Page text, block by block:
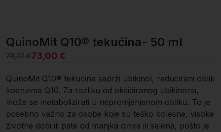
QuinoMit Q10® tekućina- 50 ml
78,31€
Izvorna
cijena
bila
je:
78,31 €.
73,00 €
Trenutna
cijena
je:
73,00 €.
QuinoMit Q10® tekućina sadrži ubikinol, reducirani oblik
koenzima Q10. Za razliku od oksidiranog ubikinona,
može se metabolizirati u nepromjenjenom obliku. To je
posebno važno za osobe koje su teško bolesne, visoke
životne dobi ili pate od manjka cinka ili selena, pošto je